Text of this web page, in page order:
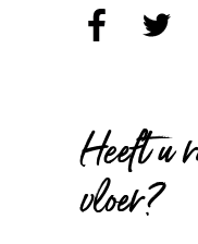
Heeft u
vloer?